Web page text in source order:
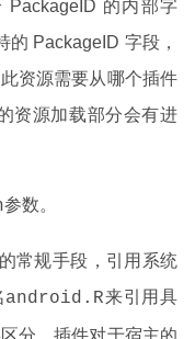
的内部字
PackageID 字段，
资源需要从哪个插件
资源加载部分会有进
参数。
常规手段，引用系统
android.R来引用具